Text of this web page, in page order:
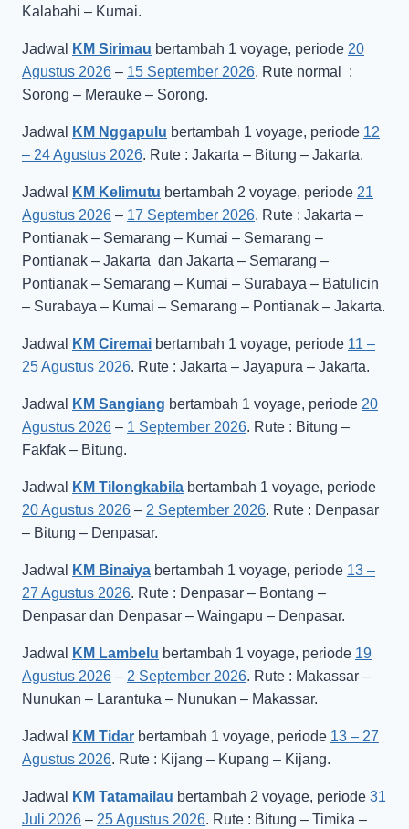
Kalabahi – Kumai.
Jadwal KM Sirimau bertambah 1 voyage, periode 20
Agustus 2026 – 15 September 2026. Rute normal :
Sorong – Merauke – Sorong.
Jadwal KM Nggapulu bertambah 1 voyage, periode 12
– 24 Agustus 2026. Rute : Jakarta – Bitung – Jakarta.
Jadwal KM Kelimutu bertambah 2 voyage, periode 21
Agustus 2026 – 17 September 2026. Rute : Jakarta –
Pontianak – Semarang – Kumai – Semarang –
Pontianak – Jakarta dan Jakarta – Semarang –
Pontianak – Semarang – Kumai – Surabaya – Batulicin
– Surabaya – Kumai – Semarang – Pontianak – Jakarta.
Jadwal KM Ciremai bertambah 1 voyage, periode 11 –
25 Agustus 2026. Rute : Jakarta – Jayapura – Jakarta.
Jadwal KM Sangiang bertambah 1 voyage, periode 20
Agustus 2026 – 1 September 2026. Rute : Bitung –
Fakfak – Bitung.
Jadwal KM Tilongkabila bertambah 1 voyage, periode
20 Agustus 2026 – 2 September 2026. Rute : Denpasar
– Bitung – Denpasar.
Jadwal KM Binaiya bertambah 1 voyage, periode 13 –
27 Agustus 2026. Rute : Denpasar – Bontang –
Denpasar dan Denpasar – Waingapu – Denpasar.
Jadwal KM Lambelu bertambah 1 voyage, periode 19
Agustus 2026 – 2 September 2026. Rute : Makassar –
Nunukan – Larantuka – Nunukan – Makassar.
Jadwal KM Tidar bertambah 1 voyage, periode 13 – 27
Agustus 2026. Rute : Kijang – Kupang – Kijang.
Jadwal KM Tatamailau bertambah 2 voyage, periode 31
Juli 2026 – 25 Agustus 2026. Rute : Bitung – Timika –